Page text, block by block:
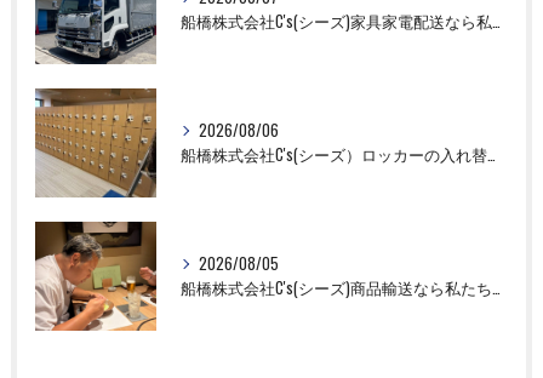
船橋株式会社C's(シーズ)家具家電配送なら私たちにお任せください！
2026/08/06
船橋株式会社C's(シーズ）ロッカーの入れ替え作業も全国対応お任せ下さい！
2026/08/05
船橋株式会社C's(シーズ)商品輸送なら私たちにお任せください！お取引先様との交流を深めました！